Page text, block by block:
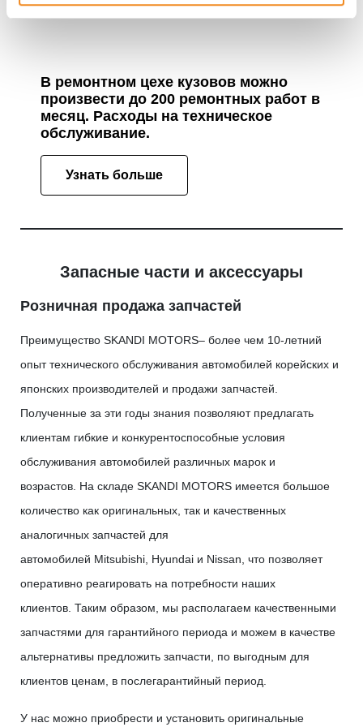
В ремонтном цехе кузовов можно
произвести до 200 ремонтных работ в
месяц. Расходы на техническое
обслуживание.
Узнать больше
Запасные части и аксессуары
Розничная продажа запчастей
Преимущество SKANDI MOTORS– более чем 10-летний
опыт технического обслуживания автомобилей корейских и
японских производителей и продажи запчастей.
Полученные за эти годы знания позволяют предлагать
клиентам гибкие и конкурентоспособные условия
обслуживания автомобилей различных марок и
возрастов. На складе SKANDI MOTORS имеется большое
количество как оригинальных, так и качественных
аналогичных запчастей для
автомобилей Mitsubishi, Hyundai и Nissan, что позволяет
оперативно реагировать на потребности наших
клиентов. Таким образом, мы располагаем качественными
запчастями для гарантийного периода и можем в качестве
альтернативы предложить запчасти, по выгодным для
клиентов ценам, в послегарантийный период.
У нас можно приобрести и установить оригинальные